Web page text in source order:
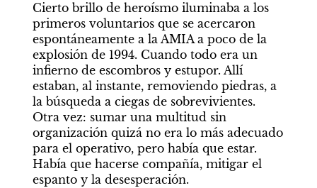
Cierto brillo de heroísmo iluminaba a los
primeros voluntarios que se acercaron
espontáneamente a la AMIA a poco de la
explosión de 1994. Cuando todo era un
infierno de escombros y estupor. Allí
estaban, al instante, removiendo piedras, a
la búsqueda a ciegas de sobrevivientes.
Otra vez: sumar una multitud sin
organización quizá no era lo más adecuado
para el operativo, pero había que estar.
Había que hacerse compañía, mitigar el
espanto y la desesperación.